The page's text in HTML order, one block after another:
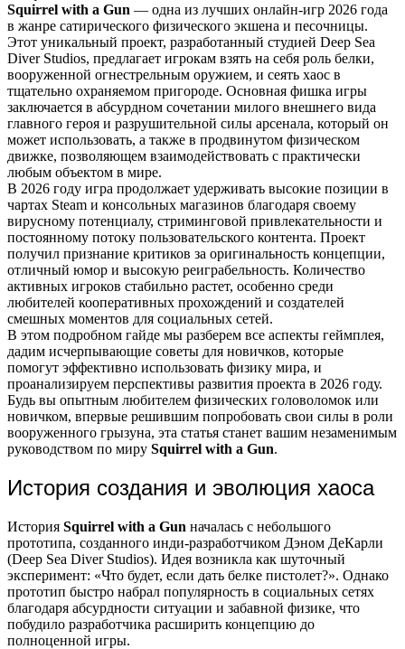
Squirrel with a Gun — одна из лучших онлайн-игр 2026 года
в жанре сатирического физического экшена и песочницы.
Этот уникальный проект, разработанный студией Deep Sea
Diver Studios, предлагает игрокам взять на себя роль белки,
вооруженной огнестрельным оружием, и сеять хаос в
тщательно охраняемом пригороде. Основная фишка игры
заключается в абсурдном сочетании милого внешнего вида
главного героя и разрушительной силы арсенала, который он
может использовать, а также в продвинутом физическом
движке, позволяющем взаимодействовать с практически
любым объектом в мире.
В 2026 году игра продолжает удерживать высокие позиции в
чартах Steam и консольных магазинов благодаря своему
вирусному потенциалу, стриминговой привлекательности и
постоянному потоку пользовательского контента. Проект
получил признание критиков за оригинальность концепции,
отличный юмор и высокую реиграбельность. Количество
активных игроков стабильно растет, особенно среди
любителей кооперативных прохождений и создателей
смешных моментов для социальных сетей.
В этом подробном гайде мы разберем все аспекты геймплея,
дадим исчерпывающие советы для новичков, которые
помогут эффективно использовать физику мира, и
проанализируем перспективы развития проекта в 2026 году.
Будь вы опытным любителем физических головоломок или
новичком, впервые решившим попробовать свои силы в роли
вооруженного грызуна, эта статья станет вашим незаменимым
руководством по миру Squirrel with a Gun.
История создания и эволюция хаоса
История Squirrel with a Gun началась с небольшого
прототипа, созданного инди-разработчиком Дэном ДеКарли
(Deep Sea Diver Studios). Идея возникла как шуточный
эксперимент: «Что будет, если дать белке пистолет?». Однако
прототип быстро набрал популярность в социальных сетях
благодаря абсурдности ситуации и забавной физике, что
побудило разработчика расширить концепцию до
полноценной игры.